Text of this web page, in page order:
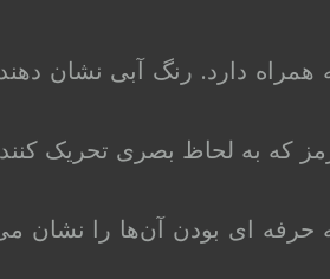
همراه دارد. رنگ آبی نشان
که به لحاظ بصری تحریک
حرفه ای بودن آن‌ها را نشان